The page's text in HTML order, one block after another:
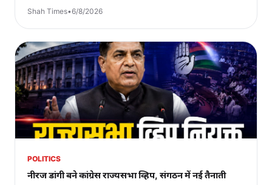
Shah Times•6/8/2026
POLITICS
नीरज डांगी बने कांग्रेस राज्यसभा व्हिप, संगठन में नई तैनाती